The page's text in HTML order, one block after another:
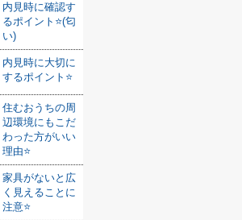
内見時に確認す
るポイント⭐️(匂
い)
内見時に大切に
するポイント⭐️
住むおうちの周
辺環境にもこだ
わった方がいい
理由⭐️
家具がないと広
く見えることに
注意⭐️